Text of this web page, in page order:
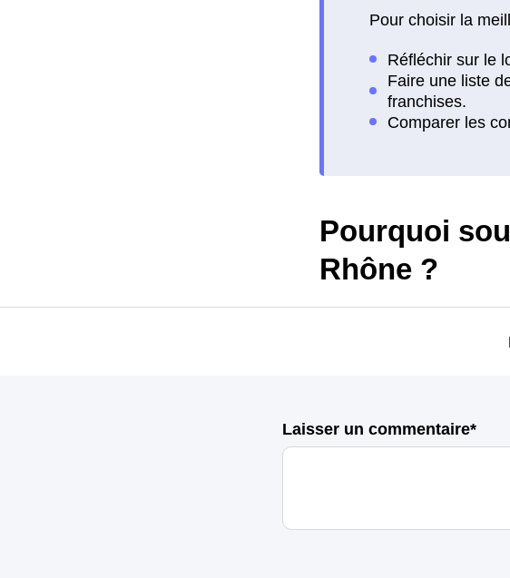
Pour choisir la
Pourquoi
Rhône ?
Laisser un commentaire*